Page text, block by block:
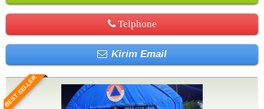
Telphone
Kirim Email
BEST SELLER